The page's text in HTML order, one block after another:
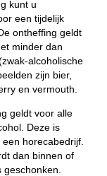
kunt u
een tijdelijk
ontheffing geldt
minder dan
alcoholische
zijn bier,
en vermouth.
geldt voor alle
Deze is
horecabedrijf.
dan binnen of